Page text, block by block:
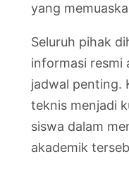
yang
Seluruh pihak
informasi resmi
jadwal penting.
teknis menjadi
siswa dalam
akademik